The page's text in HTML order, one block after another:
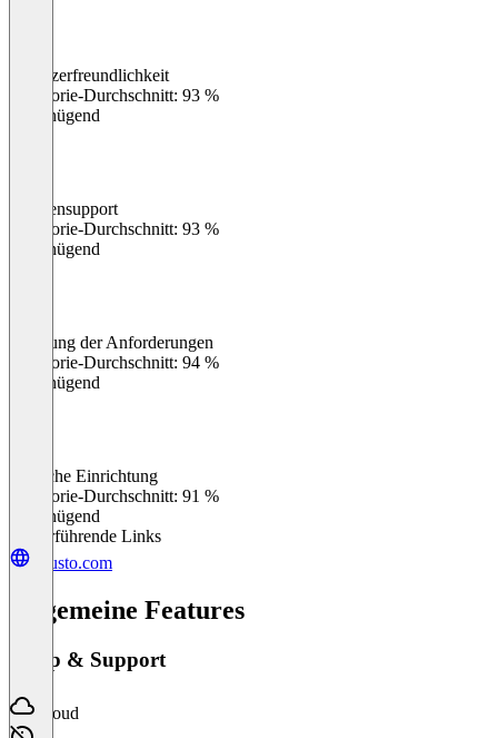
Benutzerfreundlichkeit
Kategorie-Durchschnitt: 93 %
Ungenügend
Kundensupport
Kategorie-Durchschnitt: 93 %
Ungenügend
Erfüllung der Anforderungen
Kategorie-Durchschnitt: 94 %
Ungenügend
Einfache Einrichtung
Kategorie-Durchschnitt: 91 %
Ungenügend
Weiterführende Links
guusto.com
Allgemeine Features
Setup & Support
Cloud